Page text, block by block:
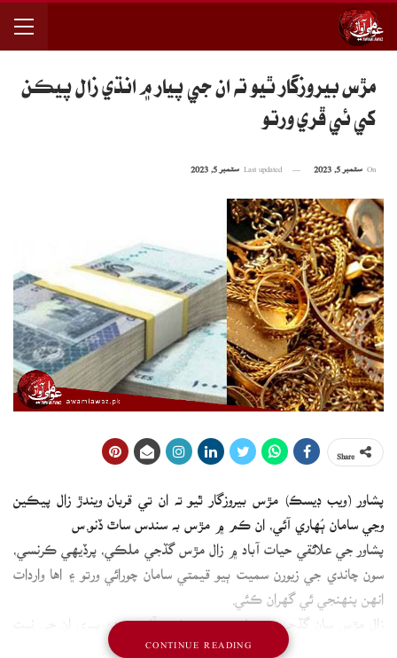
مڙس بيروزگار ٿيو ته ان جي پيار ۾ انڌي زال پيڪن
کي ئي ڦري ورتو
پشاور (ويب ڊيسڪ) مڙس بيروزگار ٿيو ته ان تي قربان ويندڙ زال پيڪين
وڃي سامان ٻُهاري آئي، ان ڪم ۾ مڙس به سندس ساٿ ڏنو.س
پشاور جي علائقي حيات آباد ۾ زال مڙس گڏجي ملڪي، پرڏيهي ڪرنسي،
سون چاندي جي زيورن سميت ٻيو قيمتي سامان چورائي ورتو ۽ اها واردات
انهن پنهنجي ئي گهران ڪئي.
زال مڙس سان گڏجي معمول موجب پيڪين آئي پر هن ڀيري ان جي نيت
صاف نه هئي، ٻنهي گهر مان ڦرلٽ ڪئي ۽ فرار ٿي ويا.